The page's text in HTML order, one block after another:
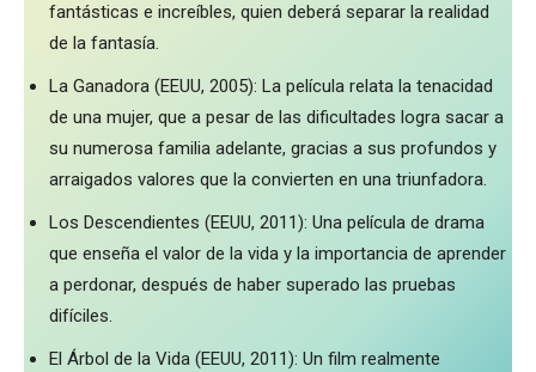
fantásticas e increíbles, quien deberá separar la realidad
de la fantasía.
La Ganadora (EEUU, 2005): La película relata la tenacidad
de una mujer, que a pesar de las dificultades logra sacar a
su numerosa familia adelante, gracias a sus profundos y
arraigados valores que la convierten en una triunfadora.
Los Descendientes (EEUU, 2011): Una película de drama
que enseña el valor de la vida y la importancia de aprender
a perdonar, después de haber superado las pruebas
difíciles.
El Árbol de la Vida (EEUU, 2011): Un film realmente